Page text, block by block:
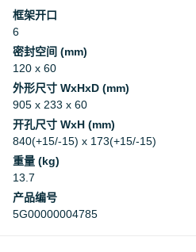
框架开口
6
密封空间 (mm)
120 x 60
外形尺寸 WxHxD (mm)
905 x 233 x 60
开孔尺寸 WxH (mm)
840(+15/-15) x 173(+15/-15)
重量 (kg)
13.7
产品编号
5G00000004785